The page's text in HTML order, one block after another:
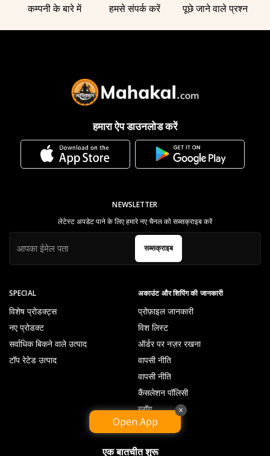
कम्पनी के बारे में हमसे संपर्क करें पूछे जाने वाले प्रश्न
हमारा ऐप डाउनलोड करें
SPECIAL
विशेष प्रोडक्ट्स
नए प्रोडक्ट
सर्वाधिक बिकने वाले उत्पाद
टॉप रेटेड उत्पाद
अकाउंट और शिपिंग की जानकारी
प्रोफ़ाइल जानकारी
विश लिस्ट
ऑर्डर पर नज़र रखना
वापसी नीति
वापसी नीति
कैंसलेशन पॉलिसी
ब्लॉग
NEWSLETTER
लेटेस्ट अपडेट पाने के लिए हमारे नए चैनल को सब्सक्राइब करें
सब्सक्राइब
एक बातचीत शुरू
Open App
×